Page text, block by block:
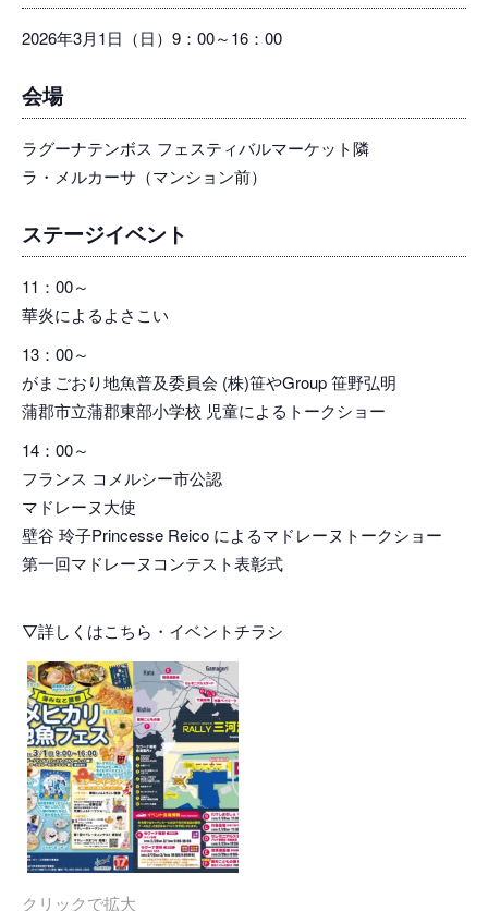
2026年3月1日（日）9：00～16：00
会場
ラグーナテンボス フェスティバルマーケット隣
ラ・メルカーサ（マンション前）
ステージイベント
11：00～
華炎によるよさこい
13：00～
がまごおり地魚普及委員会 (株)笹やGroup 笹野弘明
蒲郡市立蒲郡東部小学校 児童によるトークショー
14：00～
フランス コメルシー市公認
マドレーヌ大使
壁谷 玲子Princesse Reico によるマドレーヌトークショー
第一回マドレーヌコンテスト表彰式
▽詳しくはこちら・イベントチラシ
クリックで拡大